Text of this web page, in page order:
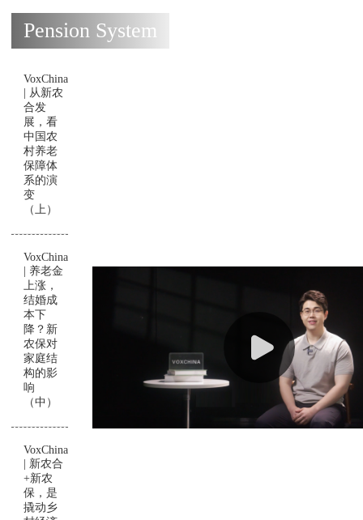
Pension System
VoxChina
| 从新农
合发
展，看
中国农
村养老
保障体
系的演
变
（上）
VoxChina
| 养老金
上涨，
结婚成
本下
降？新
农保对
家庭结
构的影
响
（中）
VoxChina
| 新农合
+新农
保，是
撬动乡